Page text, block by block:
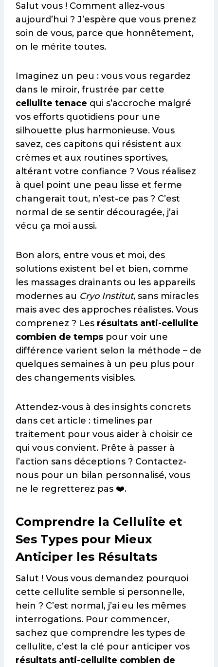
Salut vous ! Comment allez-vous
aujourd’hui ? J’espère que vous prenez
soin de vous, parce que honnêtement,
on le mérite toutes.
Imaginez un peu : vous vous regardez
dans le miroir, frustrée par cette
cellulite tenace qui s’accroche malgré
vos efforts quotidiens pour une
silhouette plus harmonieuse. Vous
savez, ces capitons qui résistent aux
crèmes et aux routines sportives,
altérant votre confiance ? Vous réalisez
à quel point une peau lisse et ferme
changerait tout, n’est-ce pas ? C’est
normal de se sentir découragée, j’ai
vécu ça moi aussi.
Bon alors, entre vous et moi, des
solutions existent bel et bien, comme
les massages drainants ou les appareils
modernes au Cryo Institut, sans miracles
mais avec des approches réalistes. Vous
comprenez ? Les résultats anti-cellulite
combien de temps pour voir une
différence varient selon la méthode – de
quelques semaines à un peu plus pour
des changements visibles.
Attendez-vous à des insights concrets
dans cet article : timelines par
traitement pour vous aider à choisir ce
qui vous convient. Prête à passer à
l’action sans déceptions ? Contactez-
nous pour un bilan personnalisé, vous
ne le regretterez pas ❤️.
Comprendre la Cellulite et
Ses Types pour Mieux
Anticiper les Résultats
Salut ! Vous vous demandez pourquoi
cette cellulite semble si personnelle,
hein ? C’est normal, j’ai eu les mêmes
interrogations. Pour commencer,
sachez que comprendre les types de
cellulite, c’est la clé pour anticiper vos
résultats anti-cellulite combien de